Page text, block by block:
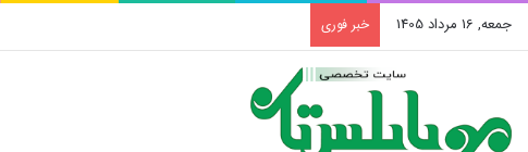
جمعه, 16 مرداد 1405 خبر فوری